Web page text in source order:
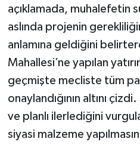
açıklamada, muhalefetin
aslında projenin
anlamına geldiğini
Mahallesi’ne yapılan
geçmişte mecliste tüm
onaylandığının altını
ve planlı ilerlediğini
siyasi malzeme